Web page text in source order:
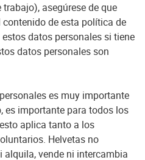
asegúrese de que
de esta política de
datos personales si tiene
datos personales son
es muy importante
es importante para todos los
aplica tanto a los
Helvetas no
alquila, vende ni intercambia